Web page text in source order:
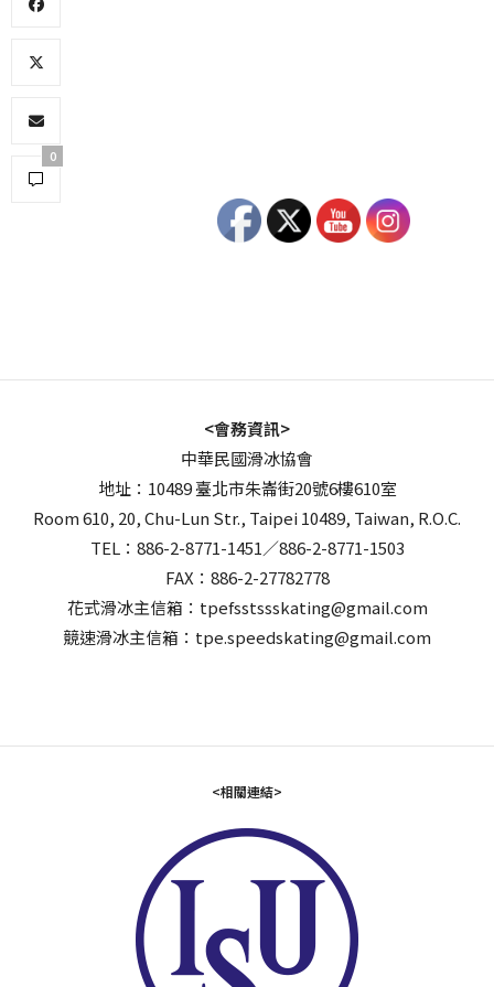
0
<會務資訊>
中華民國滑冰協會
地址：10489 臺北市朱崙街20號6樓610室
Room 610, 20, Chu-Lun Str., Taipei 10489, Taiwan, R.O.C.
TEL：886-2-8771-1451／886-2-8771-1503
FAX：886-2-27782778
花式滑冰主信箱：tpefsstssskating@gmail.com
競速滑冰主信箱：tpe.speedskating@gmail.com
<相關連結>